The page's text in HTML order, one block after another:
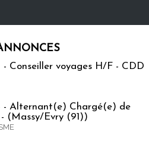
- Conseiller voyages H/F - CDD
- Alternant(e) Chargé(e) de
(Massy/Evry (91))